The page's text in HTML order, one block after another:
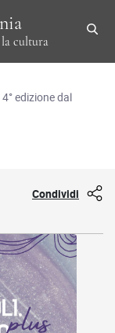
la cultura
edizione dal
Condividi